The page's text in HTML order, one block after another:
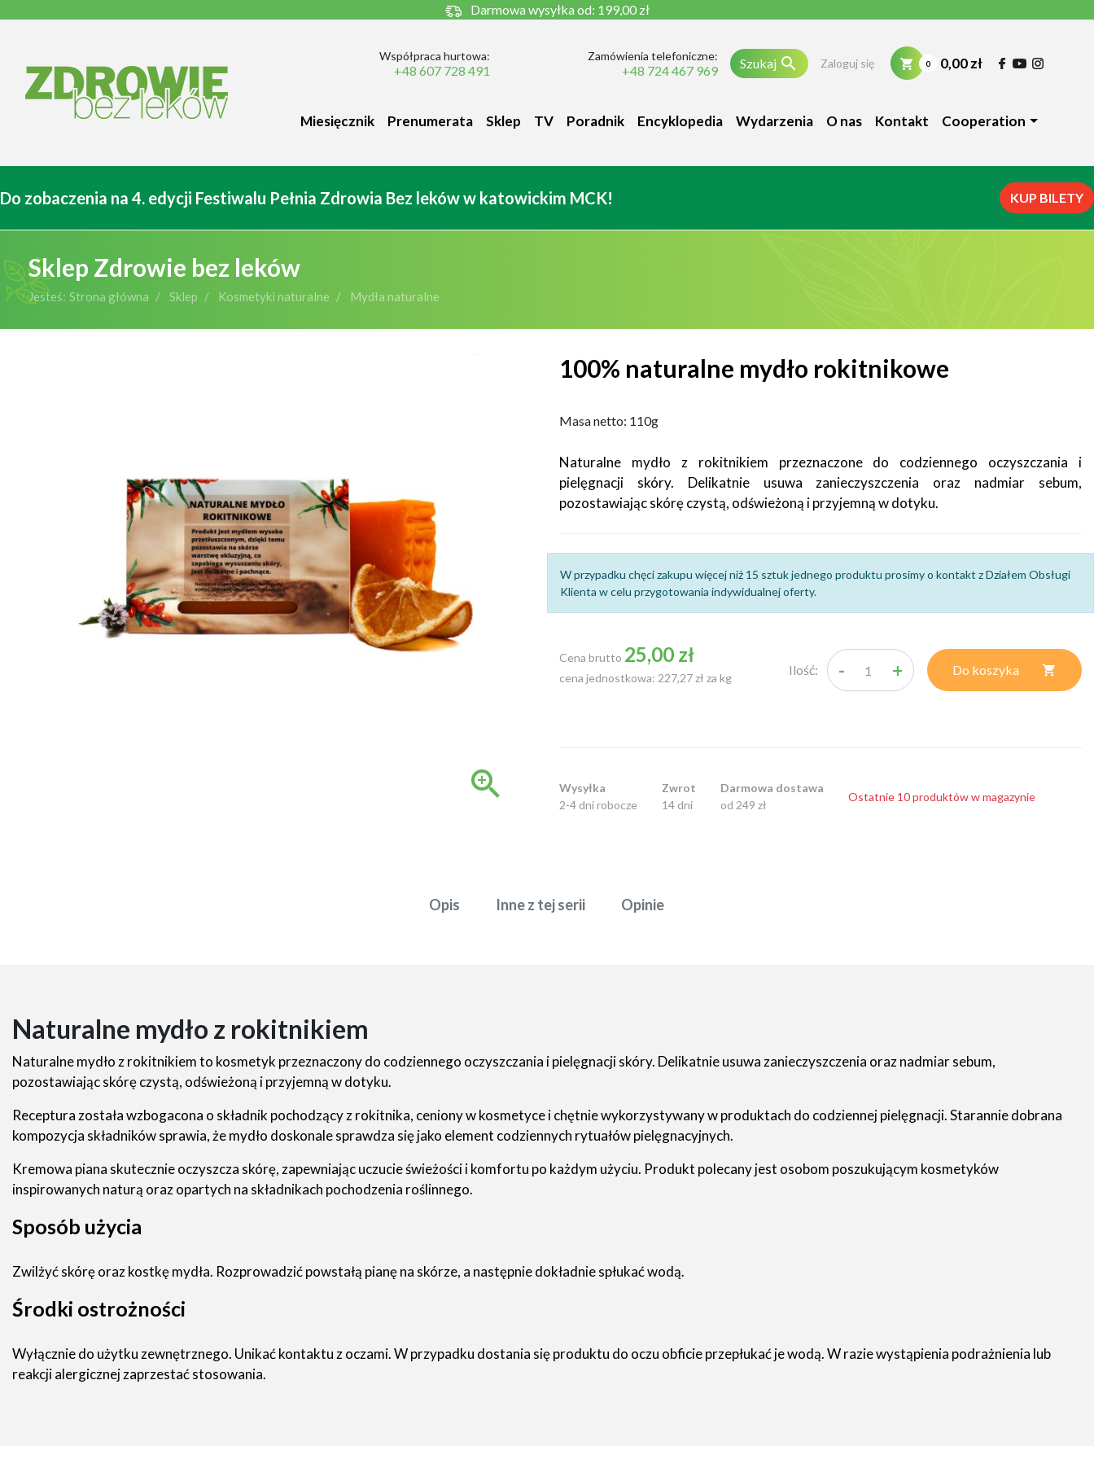
Darmowa wysyłka od: 199,00 zł
Współpraca hurtowa:
+48 607 728 491
Zamówienia telefoniczne:
+48 724 467 969 Szukaj  Zaloguj się 0 0,00 zł
Miesięcznik Prenumerata Sklep TV Poradnik Encyklopedia Wydarzenia O nas Kontakt Cooperation
Do zobaczenia na 4. edycji Festiwalu Pełnia Zdrowia Bez leków w katowickim MCK! KUP BILETY
Sklep Zdrowie bez leków
Jesteś: Strona główna Sklep Kosmetyki naturalne Mydła naturalne

100% naturalne mydło rokitnikowe
Masa netto: 110g
Naturalne mydło z rokitnikiem przeznaczone do codziennego oczyszczania i
pielęgnacji skóry. Delikatnie usuwa zanieczyszczenia oraz nadmiar sebum,
pozostawiając skórę czystą, odświeżoną i przyjemną w dotyku.
W przypadku chęci zakupu więcej niż 15 sztuk jednego produktu prosimy o kontakt z Działem Obsługi
Klienta w celu przygotowania indywidualnej oferty.
Cena brutto 25,00 zł
cena jednostkowa: 227,27 zł za kg Ilość: - + Do koszyka 
Wysyłka
2-4 dni robocze
Zwrot
14 dni
Darmowa dostawa
od 249 zł
Ostatnie 10 produktów w magazynie
Opis Inne z tej serii Opinie
Naturalne mydło z rokitnikiem
Naturalne mydło z rokitnikiem to kosmetyk przeznaczony do codziennego oczyszczania i pielęgnacji skóry. Delikatnie usuwa zanieczyszczenia oraz nadmiar sebum,
pozostawiając skórę czystą, odświeżoną i przyjemną w dotyku.
Receptura została wzbogacona o składnik pochodzący z rokitnika, ceniony w kosmetyce i chętnie wykorzystywany w produktach do codziennej pielęgnacji. Starannie dobrana
kompozycja składników sprawia, że mydło doskonale sprawdza się jako element codziennych rytuałów pielęgnacyjnych.
Kremowa piana skutecznie oczyszcza skórę, zapewniając uczucie świeżości i komfortu po każdym użyciu. Produkt polecany jest osobom poszukującym kosmetyków
inspirowanych naturą oraz opartych na składnikach pochodzenia roślinnego.
Sposób użycia
Zwilżyć skórę oraz kostkę mydła. Rozprowadzić powstałą pianę na skórze, a następnie dokładnie spłukać wodą.
Środki ostrożności
Wyłącznie do użytku zewnętrznego. Unikać kontaktu z oczami. W przypadku dostania się produktu do oczu obficie przepłukać je wodą. W razie wystąpienia podrażnienia lub
reakcji alergicznej zaprzestać stosowania.